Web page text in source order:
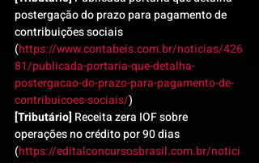
postergação do prazo para pagamento de
contribuições sociais
(https://www.contabeis.com.br/noticias/426
81/publicada-portaria-que-detalha-
postergacao-do-prazo-para-pagamento-de-
contribuicoes-sociais/)
[Tributário] Receita zera IOF sobre
operações no crédito por 90 dias
(https://editalconcursosbrasil.com.br/notici